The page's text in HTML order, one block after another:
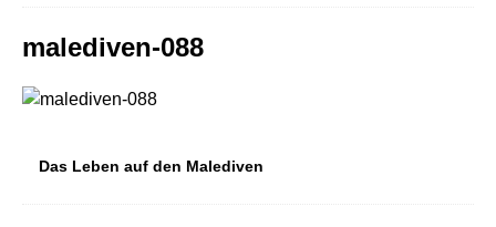
malediven-088
Das Leben auf den Malediven